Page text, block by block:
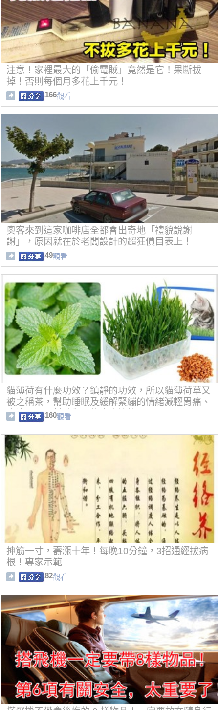
注意！家裡最大的「偷電賊」竟然是它！果斷拔
掉！否則每個月多花上千元！
166觀看
奧客來到這家咖啡店全都會出奇地「禮貌說謝
謝」，原因就在於老闆設計的超狂價目表上！
49觀看
貓薄荷有什麼功效？鎮靜的功效，所以貓薄荷草又
被之稱茶，幫助睡眠及緩解緊繃的情緒減輕胃痛、
腹瀉、以及幫助傷口的癒合等等。
160觀看
抻筋一寸，壽漲十年！每晚10分鐘，3招通經拔病
根！專家示範
82觀看